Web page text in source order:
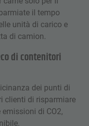
il tempo
unità di carico e
di camion.
di contenitori
dei punti di
clienti di risparmiare
di CO2,